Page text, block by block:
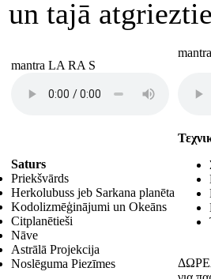
un tajā
mantra LA RA S
Saturs
Priekšvārds
Herkolubuss jeb Sarkana planēta
Kodolizmēģinājumi un Οkeāns
Citplanētieši
Nāve
Astrālā Projekcija
Noslēguma Piezīmes